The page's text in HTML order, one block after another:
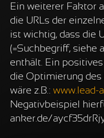
Ein weiterer Faktor
die URLs der
ist wichtig, dass die
(=Suchbegriff, siehe
enthält. Ein
die Optimierung des
wäre z.B.: www.lead-
Negativbeispiel
anker.de/